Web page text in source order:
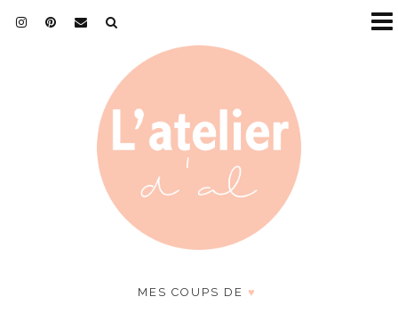
MES COUPS DE ♥